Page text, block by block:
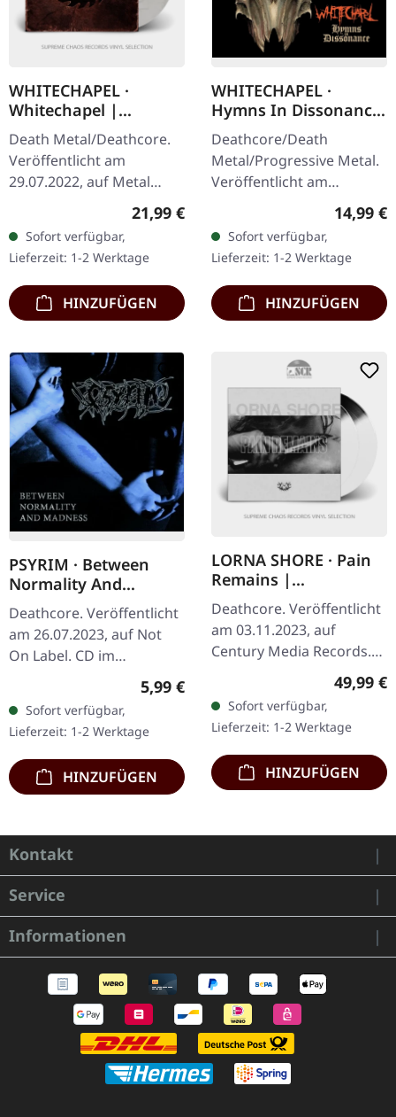
WHITECHAPEL ·
Whitechapel |
WHITE/BLACK LP
Death Metal/Deathcore.
Veröffentlicht am
29.07.2022, auf Metal
marmoriertes Vinyl mit 8-
seitigem Booklet. Limitiert
auf…
Regulärer Preis:
21,99 €
Sofort verfügbar,
Lieferzeit: 1-2 Werktage
HINZUFÜGEN
WHITECHAPEL ·
Hymns In Dissonance
| DIGIPAK CD
Deathcore/Death
Metal/Progressive Metal.
Veröffentlicht am
07.03.2025, auf Metal
Blade Records. CD im
DigiPak mit 12-seitigem
Booklet. Whitechapel…
14,99 €
Sofort verfügbar,
Lieferzeit: 1-2 Werktage
HINZUFÜGEN
PSYRIM · Between
Normality And
Madness | CD
Deathcore. Veröffentlicht
am 26.07.2023, auf Not
On Label. CD im
Regulärer Preis:
5,99 €
Sofort verfügbar,
Lieferzeit: 1-2 Werktage
HINZUFÜGEN
LORNA SHORE · Pain
Remains |
BLACK/WHITE 2LP
Deathcore. Veröffentlicht
am 03.11.2023, auf
Century Media Records.
Schwarz-weißes Doppel-
Vinyl im Gatefold-Cover.
Pain Remains von Lorna
Shore…
49,99 €
Sofort verfügbar,
Lieferzeit: 1-2 Werktage
HINZUFÜGEN
Kontakt
Service
Informationen